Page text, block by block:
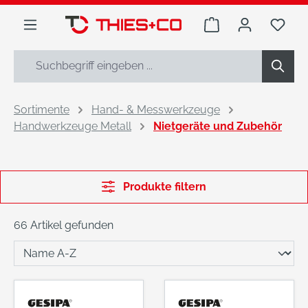
springen
Warenkorb Du
Sortimente
Hand- & Messwerkzeuge
Handwerkzeuge Metall
Nietgeräte und Zubehör
Produkte filtern
66 Artikel gefunden